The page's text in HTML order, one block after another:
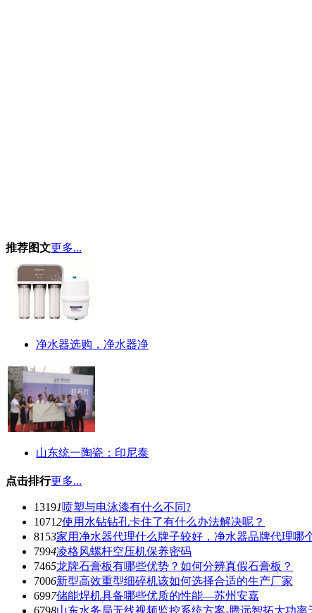
推荐图文更多...
净水器选购，净水器净
山东统一陶瓷：印尼泰
点击排行更多...
13191喷塑与电泳漆有什么不同?
10712使用水钻钻孔卡住了有什么办法解决呢？
8153家用净水器代理什么牌子较好，净水器品牌代理哪
7994凌格风螺杆空压机保养密码
7465龙牌石膏板有哪些优势？如何分辨真假石膏板？
7006新型高效重型细碎机该如何选择合适的生产厂家
6997储能焊机具备哪些优质的性能—苏州安嘉
6798山东水务局无线视频监控系统方案-腾远智拓大功率